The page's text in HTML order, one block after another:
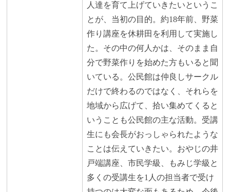
人達を育て上げていきたいというこ
とが、当初の目的。約18年前、野菜
作り講座を休耕田を利用して実施し
た。その中の何人かは、そのまま自
分で野菜作りを始めた方もいると聞
いている。公民館は仲良しサークル
だけで終わるのではなく、それらを
地域から広げて、拾い集めてくると
いうことも公民館の主な活動。受講
生にも会長がおっしゃられたような
ことは伝えていきたい。おやじの井
戸端講座、市民学級、もみじ学級と
多くの受講生を1人の担当者で受け